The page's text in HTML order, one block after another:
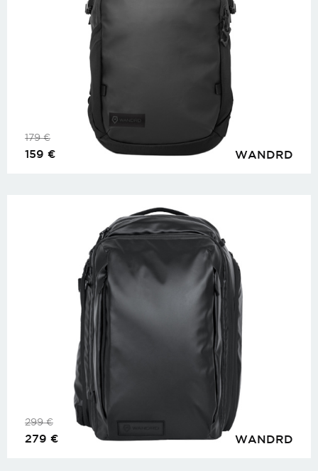
WANDRD
179€
159 €
WANDRD
299€
279 €